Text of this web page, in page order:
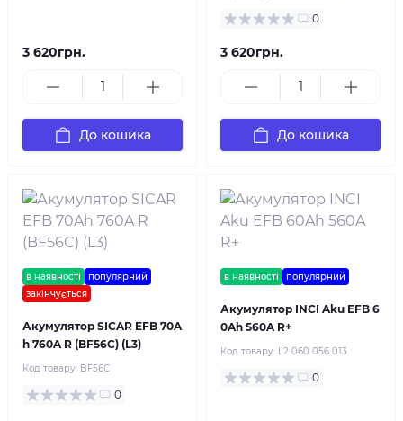
3 620грн.
До кошика
0
3 620грн.
До кошика
в наявності
популярний
закінчується
Акумулятор SICAR EFB 70A
h 760A R (BF56C) (L3)
Код товару: BF56C
0
в наявності популярний
Акумулятор INCI Aku EFB 6
0Ah 560A R+
Код товару: L2 060 056 013
0